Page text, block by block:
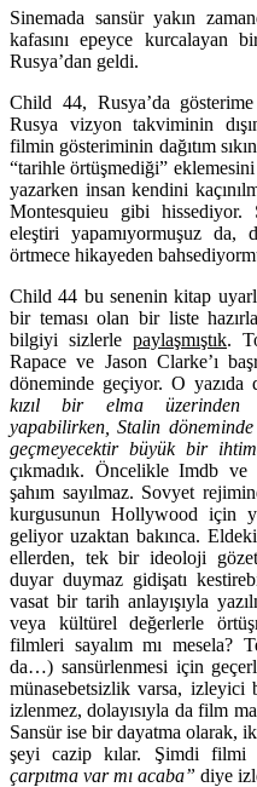
Sinemada sansür yakın
kafasını epeyce kurcalayan
Rusya’dan geldi.
Child 44, Rusya’da
Rusya vizyon takviminin
filmin gösteriminin dağıtım
“tarihle örtüşmediği” eklemesini
yazarken insan kendini
Montesquieu gibi hissediyor.
eleştiri yapamıyormuşuz
örtmece hikayeden
Child 44 bu senenin kitap
bir teması olan bir liste
bilgiyi sizlerle paylaşmıştık.
Rapace ve Jason Clarke’ı
döneminde geçiyor. O yazıda
kızıl bir elma üzerinden
yapabilirken, Stalin
geçmeyecektir büyük bir
çıkmadık. Öncelikle Imdb ve
şahım sayılmaz. Sovyet
kurgusunun Hollywood için
geliyor uzaktan bakınca.
ellerden, tek bir ideoloji
duyar duymaz gidişatı
vasat bir tarih anlayışıyla
veya kültürel değerlerle
filmleri sayalım mı mesela?
da…) sansürlenmesi için
münasebetsizlik varsa,
izlenmez, dolayısıyla da film
Sansür ise bir dayatma olarak,
şeyi cazip kılar. Şimdi
çarpıtma var mı acaba” diye